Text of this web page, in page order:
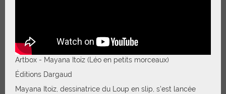
Artbox - Mayana Itoïz (Léo en petits morceaux)
Éditions Dargaud
Mayana Itoïz, dessinatrice du Loup en slip, s'est lancée